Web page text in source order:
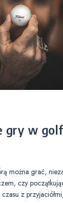
gry w
można grać,
czy
czasu z